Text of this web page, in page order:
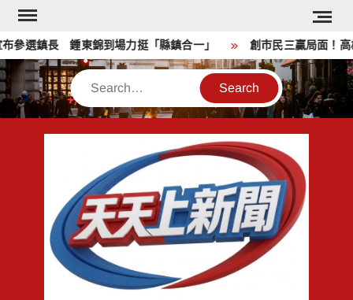
Skip
content
選鎮長 鍾東錦到場力挺「縣鎮合一」 創市民三贏局面！高雄
Search